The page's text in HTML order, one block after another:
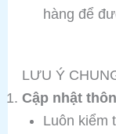
hàng để
LƯU Ý
Cập nhật
Luôn kiểm